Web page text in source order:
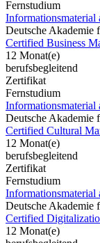
Fernstudium
Informationsmaterial
Deutsche Akademie
Certified Business
12 Monat(e)
berufsbegleitend
Zertifikat
Fernstudium
Informationsmaterial
Deutsche Akademie
Certified Cultural
12 Monat(e)
berufsbegleitend
Zertifikat
Fernstudium
Informationsmaterial
Deutsche Akademie
Certified
12 Monat(e)